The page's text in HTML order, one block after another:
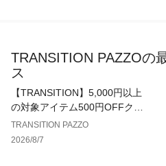
ります。
【ICONIQ】 (アイコニック)
2022年春夏よりスタートした新
誰もが知っているアイコニックな
ジュした遊び心のあるグラフィッ
TRANSITION PAZZOの
ス
【TRANSITION】5,000円以上
の対象アイテム500円OFFクー
ポン配布中！
TRANSITION PAZZO
2026/8/7